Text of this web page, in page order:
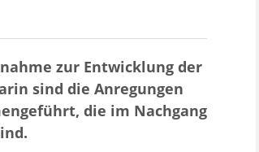
zur Entwicklung der
sind die Anregungen
die im Nachgang